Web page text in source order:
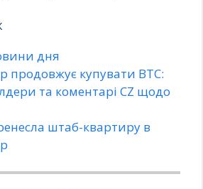
дня
продовжує купувати BTC:
та коментарі CZ щодо
штаб-квартиру в